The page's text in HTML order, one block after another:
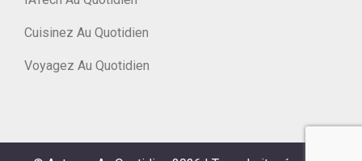
Cuisinez Au Quotidien
Voyagez Au Quotidien